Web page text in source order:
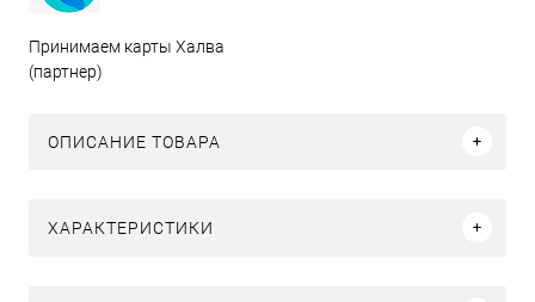
Принимаем карты Халва
(партнер)
ОПИСАНИЕ ТОВАРА
ХАРАКТЕРИСТИКИ